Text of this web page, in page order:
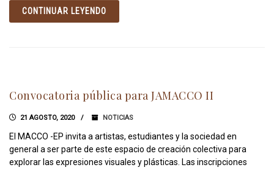
CONTINUAR LEYENDO
Convocatoria pública para JAMACCO II
21 AGOSTO, 2020 NOTICIAS
El MACCO -EP invita a artistas, estudiantes y la sociedad en
general a ser parte de este espacio de creación colectiva para
explorar las expresiones visuales y plásticas. Las inscripciones